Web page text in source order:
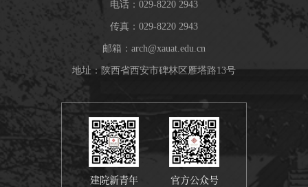
电话：029-8220 2943
传真：029-8220 2943
邮箱： arch@xauat.edu.cn
地址：陕西省西安市碑林区雁塔路13号
建院新青年 官方公众号